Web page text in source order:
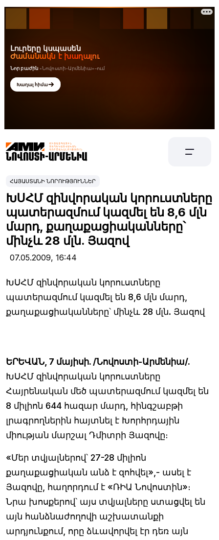
ՀԱՅԱՍՏԱՆԻ ՆՈՐՈՒԹՅՈՒՆՆԵՐ
ԽՍՀՄ զինվորական կորուստները
պատերազմում կազմել են 8,6 մլն
մարդ, քաղաքացիականները՝
մինչև 28 մլն. Յազով
07.05.2009, 16:44
ԽՍՀՄ զինվորական կորուստները
պատերազմում կազմել են 8,6 մլն մարդ,
քաղաքացիականները՝ մինչև 28 մլն. Յազով
ԵՐԵՎԱՆ, 7 մայիսի. /Նովոստի-Արմենիա/.
ԽՍՀՄ զինվորական կորուստները
Հայրենական մեծ պատերազմում կազմել են
8 միլիոն 644 հազար մարդ, հինգշաբթի
լրագրողներին հայտնել է Խորհրդային
միության մարշալ Դմիտրի Յազովը։
«Մեր տվյալներով՝ 27-28 միլիոն
քաղաքացիական անձ է զոհվել»,- ասել է
Յազովը, հաղորդում է «ՌԻԱ Նովոստին»։
Նրա խոսքերով՝ այս տվյալները ստացվել են
այն հանձնաժողովի աշխատանքի
արդյունքում, որը ձևավորվել էր դեռ այն